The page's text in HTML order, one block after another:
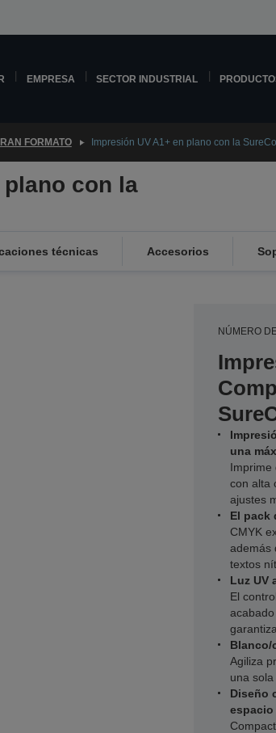
EMPRESA SECTOR INDUSTRIAL
FORMATO Impresión UV A1+ en plano con la
plano con la
técnicas Accesorios
NÚMERO
una
Imprime
con alta
ajustes
El pack
CMYK
además
textos
Luz UV
El
Blanco/
Agiliza
una sola
Diseño
espacio